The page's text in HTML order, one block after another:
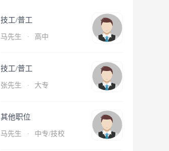
技工/普工
马先生 · 高中
技工/普工
张先生 · 大专
其他职位
马先生 · 中专/技校